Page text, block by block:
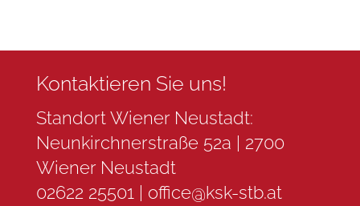
Kontaktieren Sie uns!
Standort Wiener Neustadt:
Neunkirchnerstraße 52a | 2700
Wiener Neustadt
02622 25501 | office@ksk-stb.at